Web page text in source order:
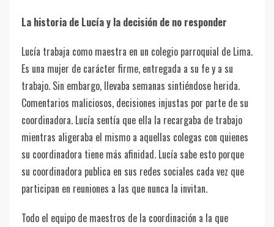
La historia de Lucía y la decisión de no responder
Lucía trabaja como maestra en un colegio parroquial de Lima.
Es una mujer de carácter firme, entregada a su fe y a su
trabajo. Sin embargo, llevaba semanas sintiéndose herida.
Comentarios maliciosos, decisiones injustas por parte de su
coordinadora. Lucía sentía que ella la recargaba de trabajo
mientras aligeraba el mismo a aquellas colegas con quienes
su coordinadora tiene más afinidad. Lucía sabe esto porque
su coordinadora publica en sus redes sociales cada vez que
participan en reuniones a las que nunca la invitan.
Todo el equipo de maestros de la coordinación a la que